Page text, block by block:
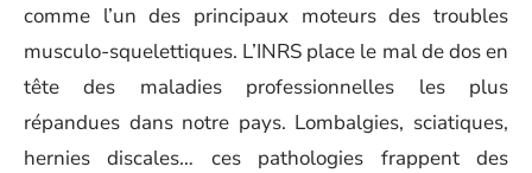
comme l’un des principaux moteurs des troubles
musculo-squelettiques. L’INRS place le mal de dos en
tête des maladies professionnelles les plus
répandues dans notre pays. Lombalgies, sciatiques,
hernies discales… ces pathologies frappent des